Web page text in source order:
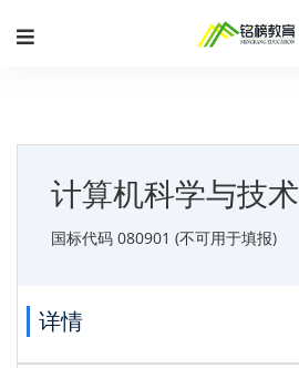
计算机科学与技术
国标代码 080901 (不可用于填报)
详情